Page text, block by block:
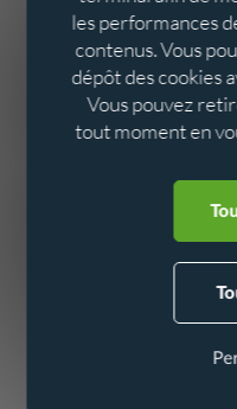
Cette gamme unique
sectorisation
seul point de
potable : mesures de
pilotage d’une vanne de
Les loggers BLUE
Ijitrack, qui alertera en
les performances
contenus. Vous
dépôt des cookies
Vous pouvez
tout moment en